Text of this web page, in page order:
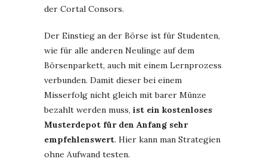
der Cortal Consors.
Der Einstieg an der Börse ist für Studenten,
wie für alle anderen Neulinge auf dem
Börsenparkett, auch mit einem Lernprozess
verbunden. Damit dieser bei einem
Misserfolg nicht gleich mit barer Münze
bezahlt werden muss, ist ein kostenloses
Musterdepot für den Anfang sehr
empfehlenswert. Hier kann man Strategien
ohne Aufwand testen.